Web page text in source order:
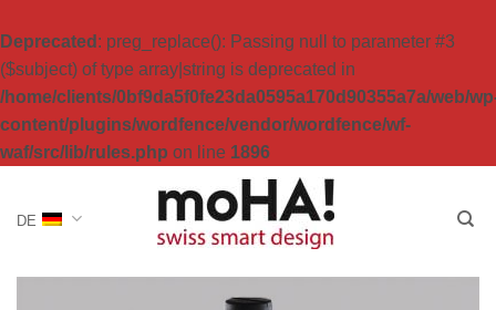
Deprecated : preg_replace(): Passing null to parameter #3
($subject) of type array|string is deprecated in
/home/clients/0bf9da5f0fe23da0595a170d90355a7a/web/
content/plugins/wordfence/vendor/wordfence/wf-
waf/src/lib/rules.php on line 1896
DE